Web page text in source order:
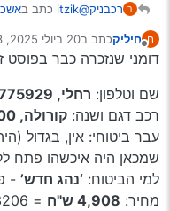
ר רכבניק@itzik כתב ב
הפניקס
לא נותנים בלי
ח חיליקכתב ב20 ביולי 2025, 20:43
נערך לאחרונה על ידי
דומני שנזכרה כבר בפוסט
שם וטלפון: רחלי, 0528775929
רכב דגם ושנה: קורולה, 2000
עבר ביטוחי: אין, בגדול
שמכאן היה איכשהו פתח
למי הביטוח: ‘נהג חדש’ -
מחיר: 4,908 ש"ח
= 3206 חובה + 1702 צד ג’